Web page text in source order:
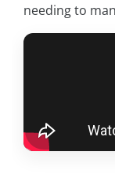
needing to